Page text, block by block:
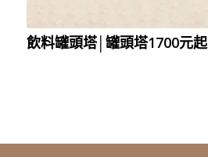
飲料罐頭塔│罐頭塔1700元起